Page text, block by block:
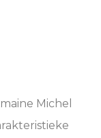
Michel